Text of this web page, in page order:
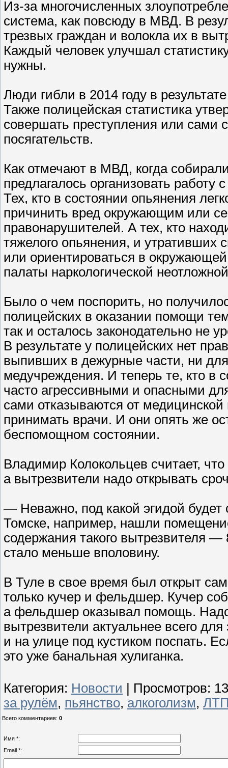
Из-за многочисленных
система, как повсюду в МВД. В
трезвых граждан и волокла их в
Каждый человек улучшал
нужны.
Люди гибли в 2014 году в
Также полицейская статистика
совершать преступления или сами
посягательств.
Как отмечают в МВД, когда
предлагалось организовать
Тех, кто в состоянии опьянения
причинить вред окружающим или
правонарушителей. А тех, кто
тяжелого опьянения, и утративших
или ориентироваться в
палаты наркологической
Было о чем поспорить, но
полицейских в оказании помощи
так и осталось законодательно не
В результате у полицейских нет
выпивших в дежурные части, ни
медучреждения. И теперь те, кто в
часто агрессивными и опасными
сами отказываются от
принимать врачи. И они опять же
беспомощном состоянии.
Владимир Колокольцев считает,
а вытрезвители надо открывать
— Неважно, под какой эгидой
Томске, например, нашли
содержания такого вытрезвителя —
стало меньше вполовину.
В Туле в свое время был открыт
только кучер и фельдшер. Кучер
а фельдшер оказывал помощь. Надо
вытрезвители актуальнее всего
и на улице под кустиком поспать.
это уже банальная хулиганка.
Категория: Новости Просмотров:
за рулём, пьянство, алкоголизм,
Всего комментариев: 0
Имя *:
Email *: